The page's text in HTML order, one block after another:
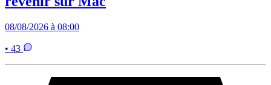
08/08/2026 à 08:00
• 43